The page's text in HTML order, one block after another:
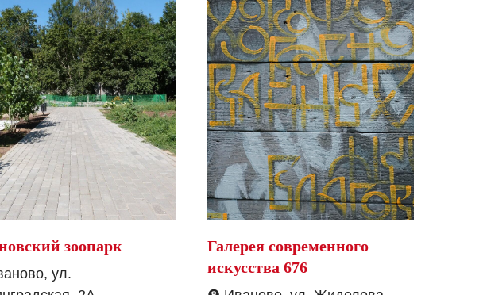
зоопарк
ул.
Галерея современного
искусства 676